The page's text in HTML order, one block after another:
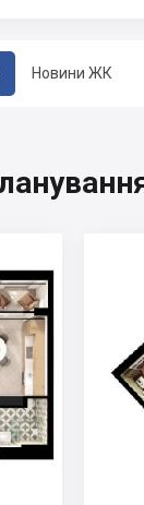
Новини ЖК